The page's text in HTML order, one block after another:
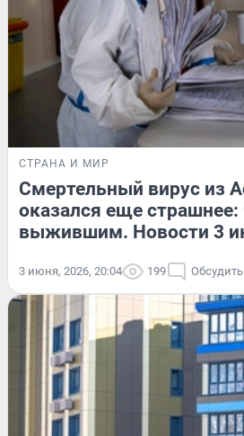
СТРАНА И МИР
Смертельный вирус из
оказался еще страшнее:
выжившим. Новости 3
3 июня, 2026, 20:04 199 Обсудить